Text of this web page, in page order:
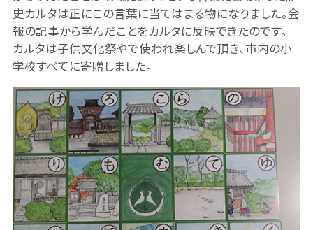
史カルタは正にこの言葉に当てはまる物になりました。会
報の記事から学んだことをカルタに反映できたのです。
カルタは子供文化祭やで使われ楽しんで頂き、市内の小
学校すべてに寄贈しました。